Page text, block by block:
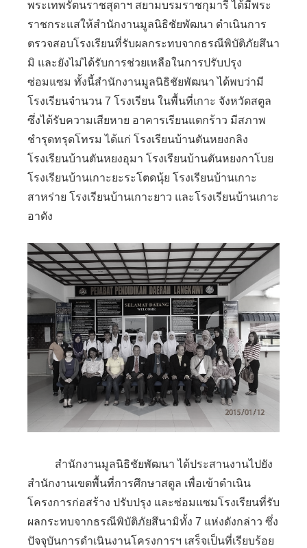
พระเทพรัตนราชสุดาฯ สยามบรมราชกุมารี ได้มีพระ
ราชกระแสให้สำนักงานมูลนิธิชัยพัฒนา ดำเนินการ
ตรวจสอบโรงเรียนที่รับผลกระทบจากธรณีพิบัติภัยสึนา
มิ และยังไม่ได้รับการช่วยเหลือในการปรับปรุง
ซ่อมแซม ทั้งนี้สำนักงานมูลนิธิชัยพัฒนา ได้พบว่ามี
โรงเรียนจำนวน 7 โรงเรียน ในพื้นที่เกาะ จังหวัดสตูล
ซึ่งได้รับความเสียหาย อาคารเรียนแตกร้าว มีสภาพ
ชำรุดทรุดโทรม ได้แก่ โรงเรียนบ้านตันหยงกลิง
โรงเรียนบ้านตันหยงอุมา โรงเรียนบ้านตันหยงกาโบย
โรงเรียนบ้านเกาะยะระโตดนุ้ย โรงเรียนบ้านเกาะ
สาหร่าย โรงเรียนบ้านเกาะยาว และโรงเรียนบ้านเกาะ
อาดัง
สำนักงานมูลนิธิชัยพัฒนา ได้ประสานงานไปยัง
สำนักงานเขตพื้นที่การศึกษาสตูล เพื่อเข้าดำเนิน
โครงการก่อสร้าง ปรับปรุง และซ่อมแซมโรงเรียนที่รับ
ผลกระทบจากธรณีพิบัติภัยสึนามิทั้ง 7 แห่งดังกล่าว ซึ่ง
ปัจจุบันการดำเนินงานโครงการฯ เสร็จเป็นที่เรียบร้อย